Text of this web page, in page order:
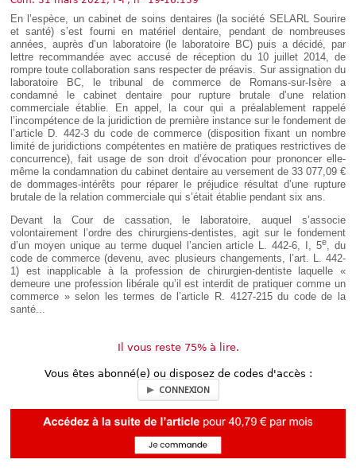
IT
En l’espèce, un cabinet de soins dentaires (la société SELARL Sourire
et santé) s’est fourni en matériel dentaire, pendant de nombreuses
années, auprès d’un laboratoire (le laboratoire BC) puis a décidé, par
lettre recommandée avec accusé de réception du 10 juillet 2014, de
rompre toute collaboration sans respecter de préavis. Sur assignation du
laboratoire BC, le tribunal de commerce de Romans-sur-Isère a
condamné le cabinet dentaire pour rupture brutale d’une relation
commerciale établie. En appel, la cour qui a préalablement rappelé
l’incompétence de la juridiction de première instance sur le fondement de
l’article D. 442-3 du code de commerce (disposition fixant un nombre
limité de juridictions compétentes en matière de pratiques restrictives de
concurrence), fait usage de son droit d’évocation pour prononcer elle-
même la condamnation du cabinet dentaire au versement de 33 077,09 €
de dommages-intérêts pour réparer le préjudice résultat d’une rupture
brutale de la relation commerciale qui s’était établie pendant six ans.
Devant la Cour de cassation, le laboratoire, auquel s’associe
volontairement l’ordre des chirurgiens-dentistes, agit sur le fondement
d’un moyen unique au terme duquel l’ancien article L. 442-6, I, 5e
, du
code de commerce (devenu, avec plusieurs changements, l’art. L. 442-
1) est inapplicable à la profession de chirurgien-dentiste laquelle «
demeure une profession libérale qu’il est interdit de pratiquer comme un
commerce » selon les termes de l’article R. 4127-215 du code de la
santé...
Il vous reste 75% à lire.
Vous êtes abonné(e) ou disposez de codes d'accès :
CONNEXION